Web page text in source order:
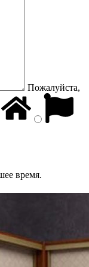
Пожалуйста,
время.